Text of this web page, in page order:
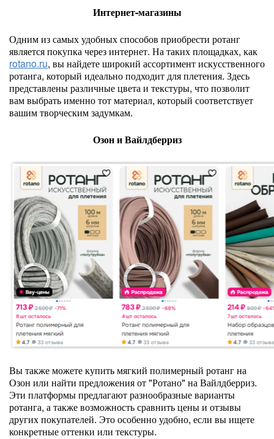
Интернет-магазины
Одним из самых удобных способов приобрести ротанг
является покупка через интернет. На таких площадках, как
rotano.ru, вы найдете широкий ассортимент искусственного
ротанга, который идеально подходит для плетения. Здесь
представлены различные цвета и текстуры, что позволит
вам выбрать именно тот материал, который соответствует
вашим творческим задумкам.
Озон и Вайлдберриз
Вы также можете купить мягкий полимерный ротанг на
Озон или найти предложения от "Ротано" на Вайлдберриз.
Эти платформы предлагают разнообразные варианты
ротанга, а также возможность сравнить цены и отзывы
других покупателей. Это особенно удобно, если вы ищете
конкретные оттенки или текстуры.